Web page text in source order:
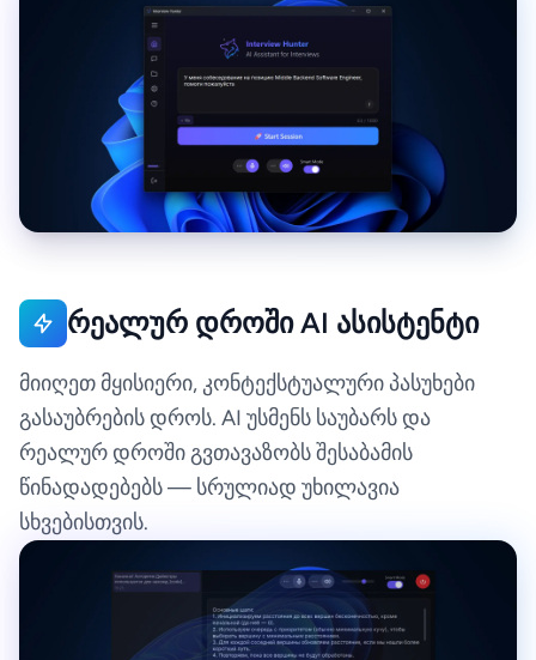
რეალურ დროში AI ასისტენტი
მიიღეთ მყისიერი, კონტექსტუალური პასუხები
გასაუბრების დროს. AI უსმენს საუბარს და
რეალურ დროში გვთავაზობს შესაბამის
წინადადებებს — სრულიად უხილავია
სხვებისთვის.